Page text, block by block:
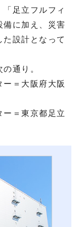
足立フルフィ
備に加え、災害
設計となって
通り。
＝大阪府大阪
＝東京都足立